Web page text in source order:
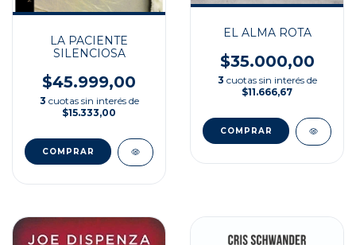
LA PACIENTE
SILENCIOSA
$45.999,00
3 cuotas sin interés de
$15.333,00
EL ALMA ROTA
$35.000,00
3 cuotas sin interés de
$11.666,67